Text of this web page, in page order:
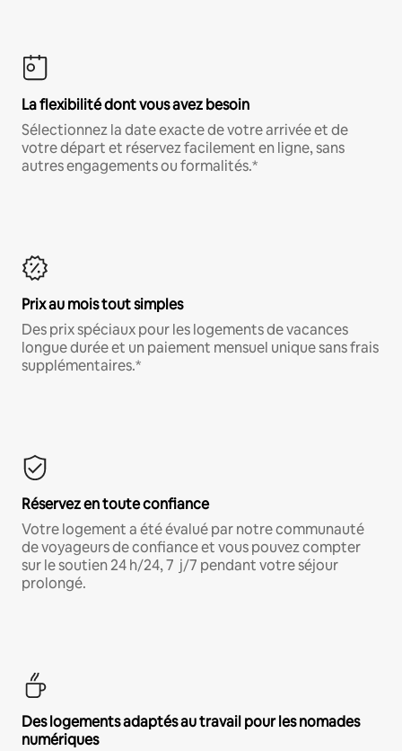
La flexibilité dont vous avez besoin
Sélectionnez la date exacte de votre arrivée et de
votre départ et réservez facilement en ligne, sans
autres engagements ou formalités.*
Prix au mois tout simples
Des prix spéciaux pour les logements de vacances
longue durée et un paiement mensuel unique sans frais
supplémentaires.*
Réservez en toute confiance
Votre logement a été évalué par notre communauté
de voyageurs de confiance et vous pouvez compter
sur le soutien 24 h/24, 7 j/7 pendant votre séjour
prolongé.
Des logements adaptés au travail pour les nomades
numériques